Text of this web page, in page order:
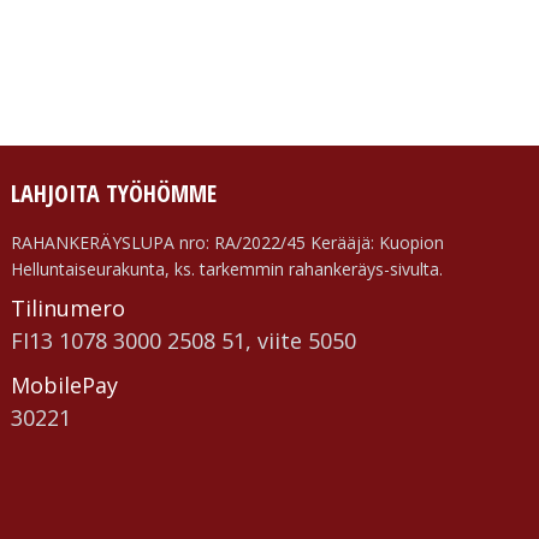
LAHJOITA TYÖHÖMME
RAHANKERÄYSLUPA nro: RA/2022/45 Kerääjä: Kuopion
Helluntaiseurakunta, ks. tarkemmin rahankeräys-sivulta.
Tilinumero
FI13 1078 3000 2508 51, viite 5050
MobilePay
30221